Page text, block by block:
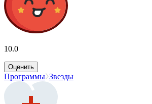
10.0
Оценить
Программы Звезды